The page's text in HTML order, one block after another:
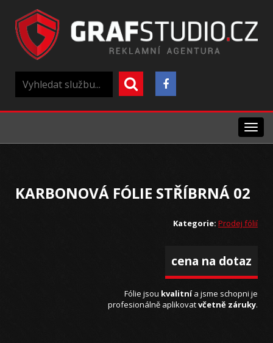
Menu
KARBONOVÁ FÓLIE STŘÍBRNÁ 02
Kategorie: Prodej fólií
cena na dotaz
Fólie jsou kvalitnía jsme schopni je
profesionálně aplikovatvčetně záruky.